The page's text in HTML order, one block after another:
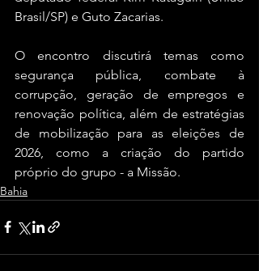
Brasil/SP) e Guto Zacarias.
O encontro discutirá temas como
segurança pública, combate à
corrupção, geração de empregos e
renovação política, além de estratégias
de mobilização para as eleições de
2026, como a criação do partido
próprio do grupo - a Missão.
Bahia